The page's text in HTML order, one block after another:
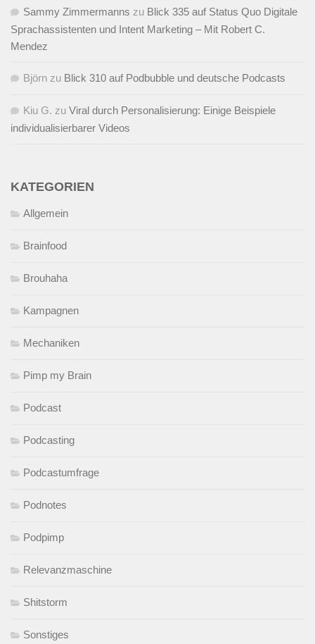
Sammy Zimmermanns zu Blick 335 auf Status Quo Digitale
Sprachassistenten und Intent Marketing – Mit Robert C.
Mendez
Björn zu Blick 310 auf Podbubble und deutsche Podcasts
Kiu G. zu Viral durch Personalisierung: Einige Beispiele
individualisierbarer Videos
KATEGORIEN
Allgemein
Brainfood
Brouhaha
Kampagnen
Mechaniken
Pimp my Brain
Podcast
Podcasting
Podcastumfrage
Podnotes
Podpimp
Relevanzmaschine
Shitstorm
Sonstiges